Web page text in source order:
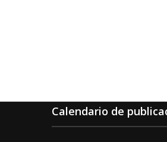
Calendario de